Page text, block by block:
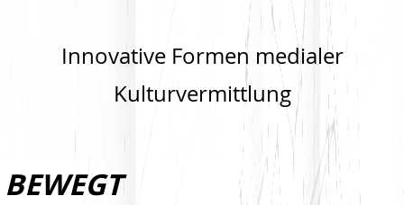
Innovative Formen medialer
Kulturvermittlung
BEWEGT